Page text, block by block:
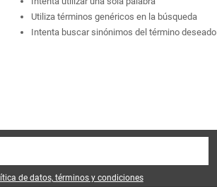
Utiliza términos genéricos en la búsqueda
Intenta buscar sinónimos del término deseado
de datos, términos y condiciones